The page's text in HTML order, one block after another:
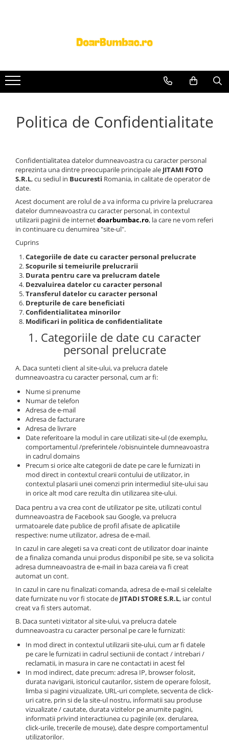
SET 5 Prosoape 100% Bumbac
Politica de Confidentialitate
Confidentialitatea datelor dumneavoastra cu caracter personal
reprezinta una dintre preocuparile principale ale JITAMI FOTO
S.R.L, cu sediul in Bucuresti Romania, in calitate de operator de
date.
Acest document are rolul de a va informa cu privire la prelucrarea
datelor dumneavoastra cu caracter personal, in contextul
utilizarii paginii de internetdoarbumbac.ro, la care ne vom referi
in continuare cu denumirea "site-ul".
Cuprins
Categoriile de date cu caracter personal prelucrate
Scopurile si temeiurile prelucrarii
Durata pentru care va prelucram datele
Dezvaluirea datelor cu caracter personal
Transferul datelor cu caracter personal
Drepturile de care beneficiati
Confidentialitatea minorilor
Modificari in politica de confidentialitate
1. Categoriile de date cu caracter
personal prelucrate
A. Daca sunteti client al site-ului, va prelucra datele
dumneavoastra cu caracter personal, cum ar fi:
Nume si prenume
Numar de telefon
Adresa de e-mail
Adresa de facturare
Adresa de livrare
Date referitoare la modul in care utilizati site-ul (de exemplu,
comportamentul /preferintele /obisnuintele dumneavoastra
in cadrul domains
Precum si orice alte categorii de date pe care le furnizati in
mod direct in contextul crearii contului de utilizator, in
contextul plasarii unei comenzi prin intermediul site-ului sau
in orice alt mod care rezulta din utilizarea site-ului.
Daca pentru a va crea cont de utilizator pe site, utilizati contul
dumneavoastra de Facebook sau Google, va prelucra
urmatoarele date publice de profil afisate de aplicatiile
respective: nume utilizator, adresa de e-mail.
In cazul in care alegeti sa va creati cont de utilizator doar inainte
de a finaliza comanda unui produs disponibil pe site, se va solicita
adresa dumneavoastra de e-mail in baza careia va fi creat
automat un cont.
In cazul in care nu finalizati comanda, adresa de e-mail si celelalte
date furnizate nu vor fi stocate de JITADI STORE S.R.L, iar contul
creat va fi sters automat.
B. Daca sunteti vizitator al site-ului, va prelucra datele
dumneavoastra cu caracter personal pe care le furnizati:
In mod direct in contextul utilizarii site-ului, cum ar fi datele
pe care le furnizati in cadrul sectiunii de contact / intrebari /
reclamatii, in masura in care ne contactati in acest fel
In mod indirect, date precum: adresa IP, browser folosit,
durata navigarii, istoricul cautarilor, sistem de operare folosit,
limba si pagini vizualizate, URL-uri complete, secventa de click-
uri catre, prin si de la site-ul nostru, informatii sau produse
vizualizate / cautate, durata vizitelor pe anumite pagini,
informatii privind interactiunea cu paginile (ex. derularea,
click-urile, trecerile de mouse), date despre comportamentul
utilizatorilor.